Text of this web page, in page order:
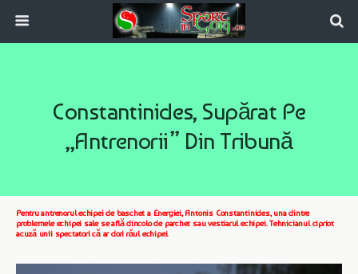
Constantinides, Supărat Pe
„antrenorii” Din Tribună
Pentru antrenorul echipei de baschet a Energiei, Antonis Constantinides, una dintre
problemele echipei sale se află dincolo de parchet sau vestiarul echipei. Tehnicianul cipriot
acuză unii spectatori că ar dori răul echipei.